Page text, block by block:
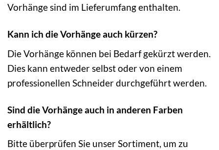
Vorhänge sind im Lieferumfang enthalten.
Kann ich die Vorhänge auch kürzen?
Die Vorhänge können bei Bedarf gekürzt werden.
Dies kann entweder selbst oder von einem
professionellen Schneider durchgeführt werden.
Sind die Vorhänge auch in anderen Farben
erhältlich?
Bitte überprüfen Sie unser Sortiment, um zu